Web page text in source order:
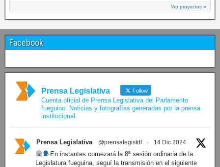
Ver proyectos »
Facebook
Prensa Legislativa Follow
Cuenta oficial de Prensa Legislativa del Parlamento
fueguino. Noticias y fotografías generadas por la prensa
institucional.
Prensa Legislativa @prensalegistdf · 14 Dic 2024
En instantes comezará la 8ª sesión ordinaria de la
Legislatura fueguina, seguí la transmisión en el siguiente